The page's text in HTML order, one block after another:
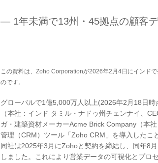
― 1年未満で13州・45拠点の顧客
この資料は、Zoho Corporationが2026年2月4日にインド
のです。
グローバルで1億5,000万人以上(2026年2月18日
（本社：インド タミル・ナドゥ州チェンナイ、
ガ・建築資材メーカーAcme Brick Company（本
管理（CRM）ツール「Zoho CRM」を導入したこ
同社は2025年3月にZohoと契約を締結し、同年8
しました。これにより営業データの可視化とプロ